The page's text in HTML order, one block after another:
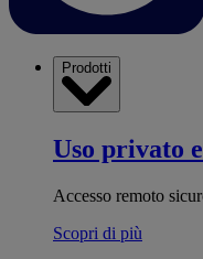
Prodotti
Uso privato
Accesso remoto
Scopri di più